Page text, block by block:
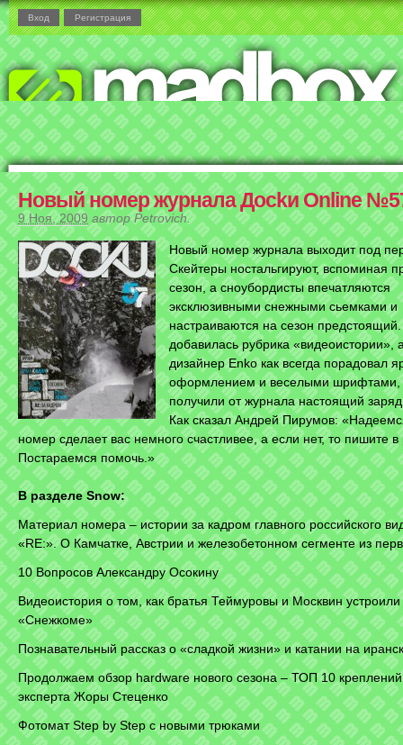
Вход Регистрация
Новый номер журнала Досkи Оnline
9 Ноя, 2009 авторPetrovich.
Новый номер журнала выходит под
Скейтеры ностальгируют, вспоминая
сезон, а сноубордисты впечатляются
эксклюзивными снежными сьемками и
настраиваются на сезон
добавилась рубрика «видеоистории»,
дизайнер Enko как всегда порадовал
оформлением и веселыми шрифтами,
получили от журнала настоящий
Как сказал Андрей Пирумов:
номер сделает вас немного счастливее, а если нет, то пишите
Постараемся помочь.»
В разделе Snow:
Материал номера – истории за кадром главного российского
«RE:». О Камчатке, Австрии и железобетонном сегменте из
10 Вопросов Александру Осокину
Видеоистория о том, как братья Теймуровы и Москвин устроили
«Снежкоме»
Познавательный рассказ о «сладкой жизни» и катании на
Продолжаем обзор hardware нового сезона – ТОП 10 креплений
эксперта Жоры Стеценко
Фотомат Step by Step c новыми трюками